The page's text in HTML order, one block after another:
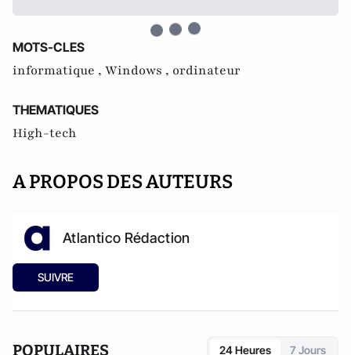
MOTS-CLES
informatique , Windows , ordinateur
THEMATIQUES
High-tech
A PROPOS DES AUTEURS
Atlantico Rédaction
SUIVRE
POPULAIRES 24 Heures 7 Jours